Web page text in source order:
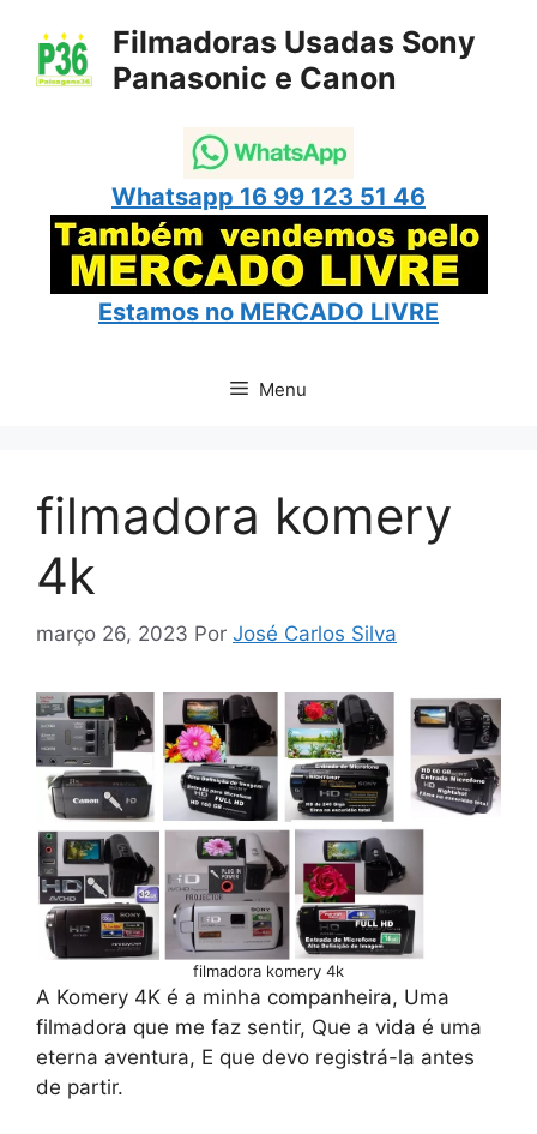
para
Filmadoras Usadas Sony
Panasonic e Canon
Whatsapp 16 99 123 51 46
Estamos no MERCADO LIVRE
Menu
filmadora komery
4k
março 26, 2023 Por José Carlos Silva
filmadora komery 4k
A Komery 4K é a minha companheira, Uma
filmadora que me faz sentir, Que a vida é uma
eterna aventura, E que devo registrá-la antes
de partir.